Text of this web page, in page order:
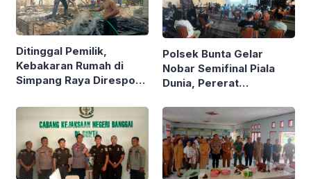
Ditinggal Pemilik,
Kebakaran Rumah di
Simpang Raya Direspon
Polsek Bunta Gelar
Nobar Semifinal Piala
Dunia, Pererat
Warga